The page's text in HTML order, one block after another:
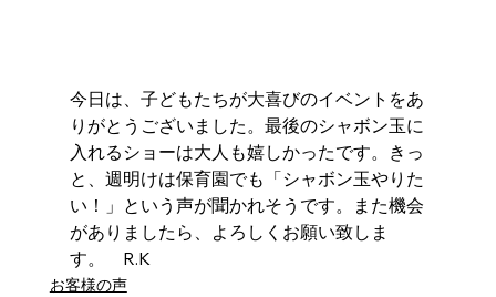
今日は、子どもたちが大喜びのイベントをあ
りがとうございました。最後のシャボン玉に
入れるショーは大人も嬉しかったです。きっ
と、週明けは保育園でも「シャボン玉やりた
い！」という声が聞かれそうです。また機会
がありましたら、よろしくお願い致しま
す。　R.K
お客様の声